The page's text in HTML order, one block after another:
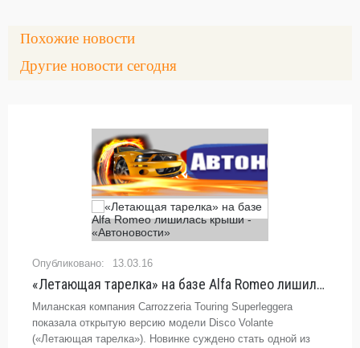
Похожие новости
Другие новости сегодня
13.03.16
«Летающая тарелка» на базе Alfa Romeo лишилась крыши - «Автоновости»
Миланская компания Carrozzeria Touring Superleggera
показала открытую версию модели Disco Volante
(«Летающая тарелка»). Новинке суждено стать одной из